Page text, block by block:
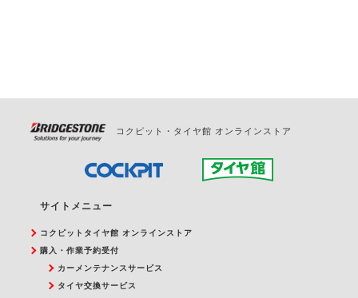
コクピット・タイヤ館 オンラインストア
サイトメニュー
コクピットタイヤ館 オンラインストア
購入・作業予約受付
カーメンテナンスサービス
タイヤ交換サービス